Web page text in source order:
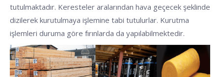
tutulmaktadır. Keresteler aralarından hava geçecek şeklinde
dizilerek kurutulmaya işlemine tabi tutulurlar. Kurutma
işlemleri duruma göre fırınlarda da yapılabilmektedir.